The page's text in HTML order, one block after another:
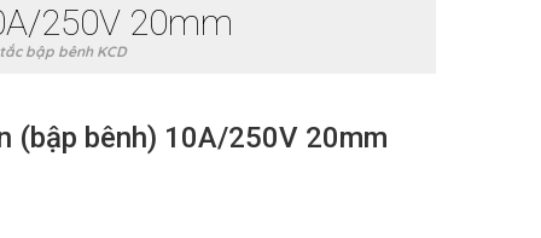
250V 20mm
bập bênh KCD
(bập bênh) 10A/250V 20mm